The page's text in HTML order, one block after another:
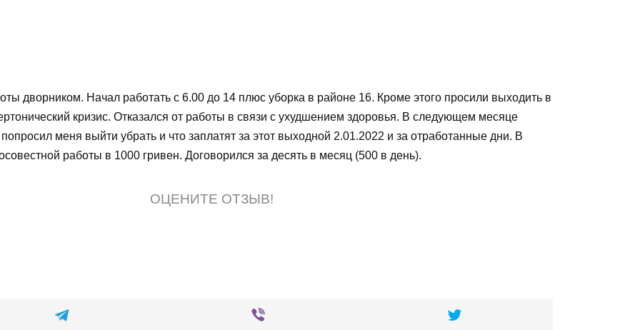
дворником. Начал работать с 6.00 до 14 плюс уборка в районе 16. Кроме этого просили выходить в
кризис. Отказался от работы в связи с ухудшением здоровья. В следующем месяце
меня выйти убрать и что заплатят за этот выходной 2.01.2022 и за отработанные дни. В
работы в 1000 гривен. Договорился за десять в месяц (500 в день).
ОЦЕНИТЕ ОТЗЫВ!